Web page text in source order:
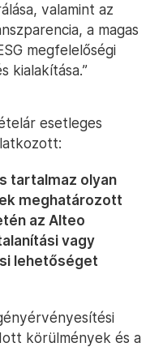
valamint az
a magas
megfelelőségi
kialakítása.”
esetleges
tartalmaz olyan
meghatározott
az Alteo
vagy
lehetőséget
körülmények és a